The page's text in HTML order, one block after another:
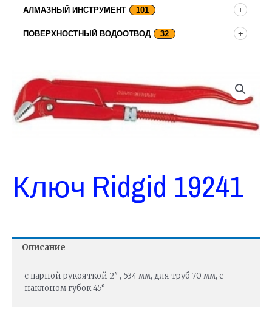
АЛМАЗНЫЙ ИНСТРУМЕНТ 101
ПОВЕРХНОСТНЫЙ ВОДООТВОД 32
Ключ Ridgid 19241
Описание
с парной рукояткой 2″ , 534 мм, для труб 70 мм, с
наклоном губок 45°